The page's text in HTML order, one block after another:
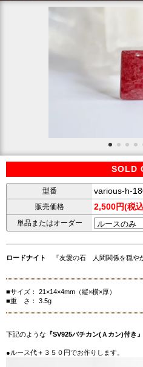
SOLD
型番 various-h-
販売価格 2,500円(税
単品またはオーダー
ロードナイト 『友愛の石 人間関係を穏や
■サイズ： 21×14×4mm（縦×横×厚）
■重 さ： 3.5g
下記のような 『SV925バチカン(Ａカン)付き』
●ルース代＋３５０円でお作りします。